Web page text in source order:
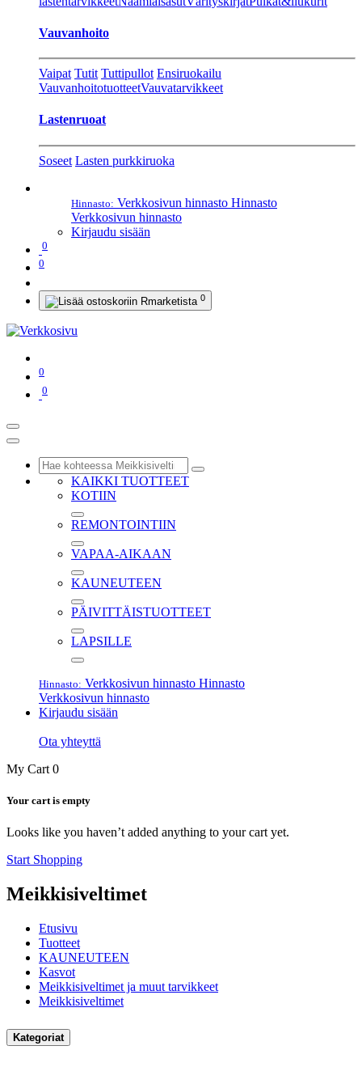
Vauvanhoito
Vaipat Tutit Tuttipullot Ensiruokailu
VauvanhoitotuotteetVauvatarvikkeet
Lastenruoat
Soseet Lasten purkkiruoka
Hinnasto: Verkkosivun hinnasto Hinnasto
Verkkosivun hinnasto
Kirjaudu sisään
0
0
0
0
0
KAIKKI TUOTTEET
KOTIIN
REMONTOINTIIN
VAPAA-AIKAAN
KAUNEUTEEN
PÄIVITTÄISTUOTTEET
LAPSILLE
Hinnasto: Verkkosivun hinnasto Hinnasto
Verkkosivun hinnasto
Kirjaudu sisään
Ota yhteyttä
My Cart 0
Your cart is empty
Looks like you haven’t added anything to your cart yet.
Start Shopping
Meikkisiveltimet
Etusivu
Tuotteet
KAUNEUTEEN
Kasvot
Meikkisiveltimet ja muut tarvikkeet
Meikkisiveltimet
Kategoriat